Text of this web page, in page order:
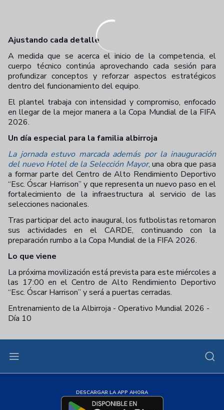
Ajustando cada detalle
A medida que se acerca el inicio de la competencia, el
cuerpo técnico continúa aprovechando cada sesión para
profundizar conceptos y reforzar aspectos estratégicos
dentro del funcionamiento del equipo.
El plantel trabaja con intensidad y compromiso, enfocado
en llegar de la mejor manera a la Copa Mundial de la FIFA
2026.
Un día especial para la familia albirroja
La jornada estuvo marcada además por la inauguración
del nuevo Hotel de la Selección Mayor, una obra que pasa
a formar parte del Centro de Alto Rendimiento Deportivo
“Esc. Óscar Harrison” y que representa un nuevo paso en el
fortalecimiento de la infraestructura al servicio de las
selecciones nacionales.
Tras participar del acto inaugural, los futbolistas retomaron
sus actividades en el CARDE, continuando con la
preparación rumbo a la Copa Mundial de la FIFA 2026.
Lo que viene
La próxima movilización está prevista para este miércoles a
las 17:00 en el Centro de Alto Rendimiento Deportivo
“Esc. Óscar Harrison” y será a puertas cerradas.
Entrenamiento de la Albirroja - Operativo Mundial 2026 -
Día 10
DESCARGAR LA APP AHORA